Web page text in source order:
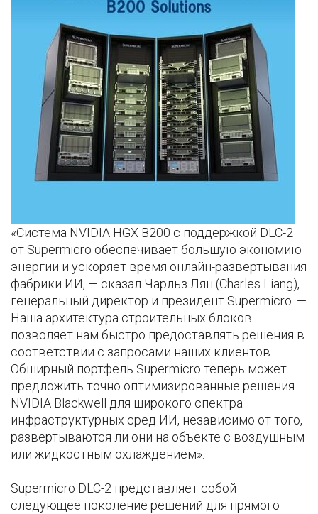
«Система NVIDIA HGX B200 с поддержкой DLC-2
от Supermicro обеспечивает большую экономию
энергии и ускоряет время онлайн-развертывания
фабрики ИИ, — сказал Чарльз Лян (Charles Liang),
генеральный директор и президент Supermicro. —
Наша архитектура строительных блоков
позволяет нам быстро предоставлять решения в
соответствии с запросами наших клиентов.
Обширный портфель Supermicro теперь может
предложить точно оптимизированные решения
NVIDIA Blackwell для широкого спектра
инфраструктурных сред ИИ, независимо от того,
развертываются ли они на объекте с воздушным
или жидкостным охлаждением».
Supermicro DLC-2 представляет собой
следующее поколение решений для прямого